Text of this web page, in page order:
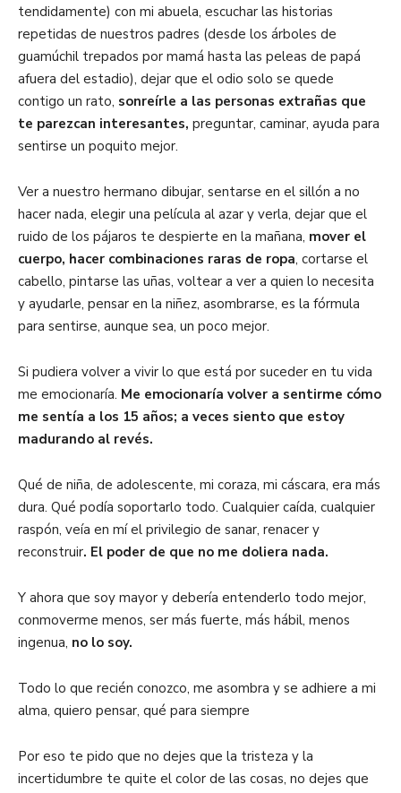
tendidamente) con mi abuela, escuchar las historias
repetidas de nuestros padres (desde los árboles de
guamúchil trepados por mamá hasta las peleas de papá
afuera del estadio), dejar que el odio solo se quede
contigo un rato, sonreírle a las personas extrañas que
te parezcan interesantes, preguntar, caminar, ayuda para
sentirse un poquito mejor.
Ver a nuestro hermano dibujar, sentarse en el sillón a no
hacer nada, elegir una película al azar y verla, dejar que el
ruido de los pájaros te despierte en la mañana, mover el
cuerpo, hacer combinaciones raras de ropa, cortarse el
cabello, pintarse las uñas, voltear a ver a quien lo necesita
y ayudarle, pensar en la niñez, asombrarse, es la fórmula
para sentirse, aunque sea, un poco mejor.
Si pudiera volver a vivir lo que está por suceder en tu vida
me emocionaría. Me emocionaría volver a sentirme cómo
me sentía a los 15 años; a veces siento que estoy
madurando al revés.
Qué de niña, de adolescente, mi coraza, mi cáscara, era más
dura. Qué podía soportarlo todo. Cualquier caída, cualquier
raspón, veía en mí el privilegio de sanar, renacer y
reconstruir. El poder de que no me doliera nada.
Y ahora que soy mayor y debería entenderlo todo mejor,
conmoverme menos, ser más fuerte, más hábil, menos
ingenua, no lo soy.
Todo lo que recién conozco, me asombra y se adhiere a mi
alma, quiero pensar, qué para siempre
Por eso te pido que no dejes que la tristeza y la
incertidumbre te quite el color de las cosas, no dejes que